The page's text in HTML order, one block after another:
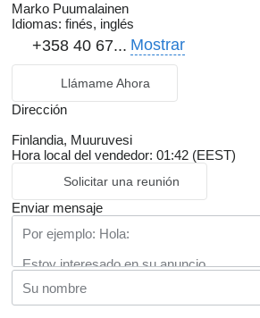
Marko Puumalainen
Idiomas: finés, inglés
+358 40 67... Mostrar
Llámame Ahora
Dirección
Finlandia, Muuruvesi
Hora local del vendedor: 01:42 (EEST)
Solicitar una reunión
Enviar mensaje